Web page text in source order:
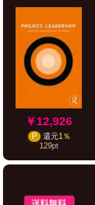
￥12,926
P 還元1％
129pt